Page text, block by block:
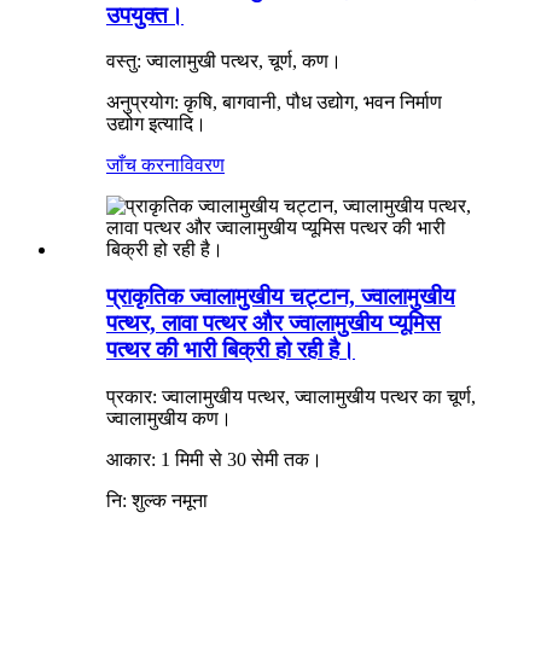
उपयुक्त।
वस्तु: ज्वालामुखी पत्थर, चूर्ण, कण।
अनुप्रयोग: कृषि, बागवानी, पौध उद्योग, भवन निर्माण
उद्योग इत्यादि।
जाँच करनाविवरण
प्राकृतिक ज्वालामुखीय चट्टान, ज्वालामुखीय
पत्थर, लावा पत्थर और ज्वालामुखीय प्यूमिस
पत्थर की भारी बिक्री हो रही है।
प्रकार: ज्वालामुखीय पत्थर, ज्वालामुखीय पत्थर का चूर्ण,
ज्वालामुखीय कण।
आकार: 1 मिमी से 30 सेमी तक।
नि: शुल्क नमूना